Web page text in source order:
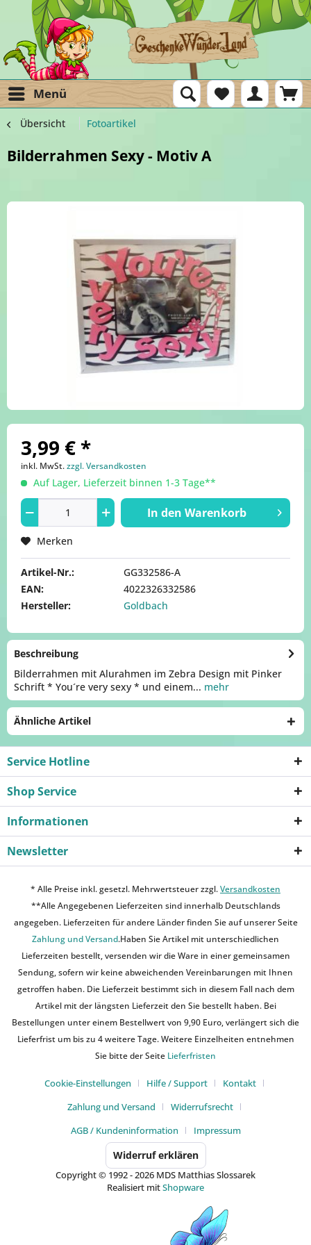
Menü
Übersicht Fotoartikel
Bilderrahmen Sexy - Motiv A
3,99 € *
inkl. MwSt.zzgl. Versandkosten
Auf Lager, Lieferzeit binnen 1-3 Tage**
In den Warenkorb
Merken
Artikel-Nr.:
GG332586-A
EAN:
4022326332586
Hersteller:
Goldbach
Beschreibung
Bilderrahmen mit Alurahmen im Zebra Design mit Pinker
Schrift * You´re very sexy * und einem... mehr
Ähnliche Artikel
Service Hotline
Shop Service
Informationen
Newsletter
* Alle Preise inkl. gesetzl. Mehrwertsteuer zzgl.Versandkosten
**Alle Angegebenen Lieferzeiten sind innerhalb Deutschlands
angegeben. Lieferzeiten für andere Länder finden Sie auf unserer Seite
Zahlung und Versand.Haben Sie Artikel mit unterschiedlichen
Lieferzeiten bestellt, versenden wir die Ware in einer gemeinsamen
Sendung, sofern wir keine abweichenden Vereinbarungen mit Ihnen
getroffen haben. Die Lieferzeit bestimmt sich in diesem Fall nach dem
Artikel mit der längsten Lieferzeit den Sie bestellt haben. Bei
Bestellungen unter einem Bestellwert von 9,90 Euro, verlängert sich die
Lieferfrist um bis zu 4 weitere Tage. Weitere Einzelheiten entnehmen
Sie bitte der Seite Lieferfristen
Cookie-Einstellungen Hilfe / Support
Kontakt
Zahlung und Versand
Widerrufsrecht
AGB / Kundeninformation
Impressum
Widerruf erklären
Copyright © 1992 - 2026 MDS Matthias Slossarek
Realisiert mitShopware